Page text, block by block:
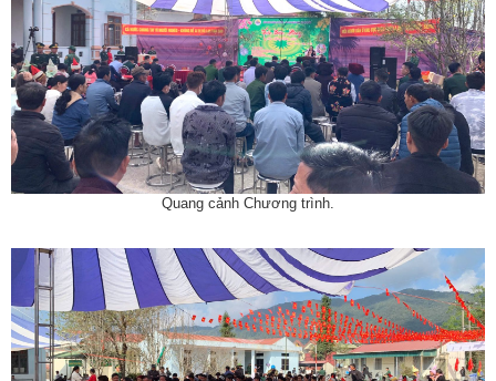
Quang cảnh Chương trình.